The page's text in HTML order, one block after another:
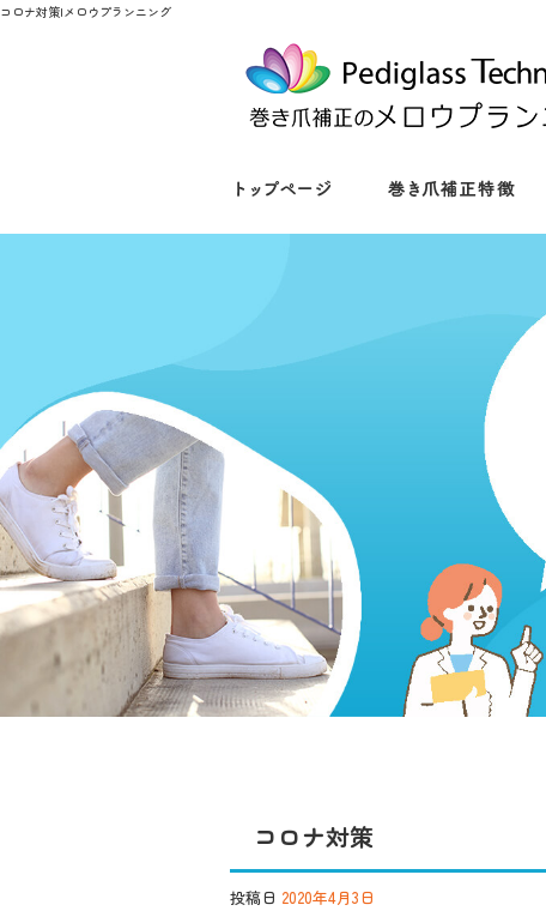
コロナ対策|メロウプランニング
コロナ対策
投稿日 2020年4月3日